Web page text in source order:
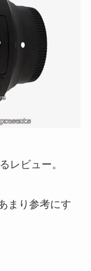
レビュー。
まり参考にす